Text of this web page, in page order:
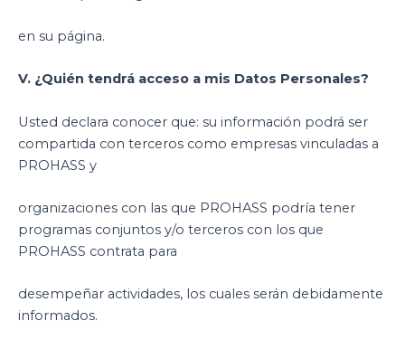
en su página.
V. ¿Quién tendrá acceso a mis Datos Personales?
Usted declara conocer que: su información podrá ser
compartida con terceros como empresas vinculadas a
PROHASS y
organizaciones con las que PROHASS podría tener
programas conjuntos y/o terceros con los que
PROHASS contrata para
desempeñar actividades, los cuales serán debidamente
informados.